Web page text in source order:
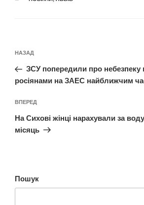
записів
Попередній
запис:
НАЗАД
ЗСУ попередили про небезпеку
росіянами на ЗАЕС найближчим
Наступний
запис
ВПЕРЕД
На Сихові жінці нарахували за
місяць
Пошук